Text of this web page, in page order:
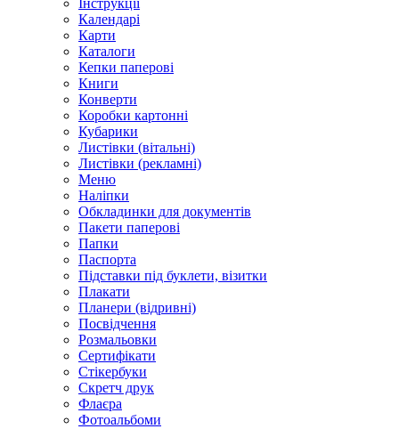
Інструкції
Календарі
Карти
Каталоги
Кепки паперові
Книги
Конверти
Коробки картонні
Кубарики
Листівки (вітальні)
Листівки (рекламні)
Меню
Наліпки
Обкладинки для документів
Пакети паперові
Папки
Паспорта
Підставки під буклети, візитки
Плакати
Планери (відривні)
Посвідчення
Розмальовки
Сертифікати
Стікербуки
Скретч друк
Флаєра
Фотоальбоми